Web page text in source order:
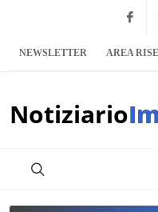
NEWSLETTER AREA
Notiziario